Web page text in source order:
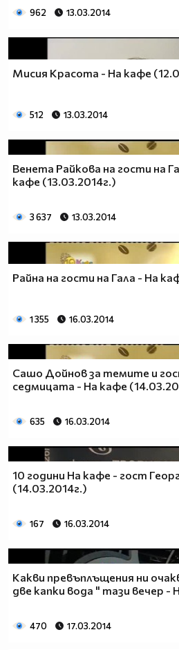
962 13.03.2014
Мисия Красота - На кафе
512 13.03.2014
Венета Райкова на гости на
кафе (13.03.2014г.)
3 637 13.03.2014
Райна на гости на Гала - На
1 355 16.03.2014
Сашо Дойнов за темите и
седмицата - На кафе
635 16.03.2014
10 години На кафе - гост
(14.03.2014г.)
167 16.03.2014
Какви превъплъщения ни
две капки вода " тази вечер -
470 17.03.2014